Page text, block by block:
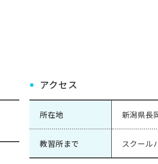
アクセス
所在地 新潟県長
教習所まで スクール